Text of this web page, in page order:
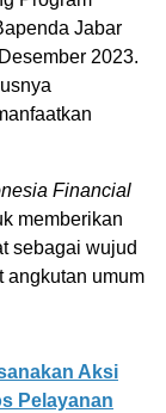
Jabar
2023.
Financial
memberikan
sebagai wujud
angkutan umum
Aksi
Pelayanan